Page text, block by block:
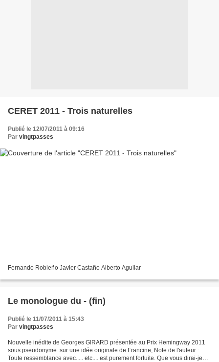
CERET 2011 - Trois naturelles
Publié le 12/07/2011 à 09:16
Par vingtpasses
Fernando Robleño Javier Castaño Alberto Aguilar
Le monologue du - (fin)
Publié le 11/07/2011 à 15:43
Par vingtpasses
Nouvelle inédite de Georges GIRARD présentée au Prix Hemingway 2011
sous pseudonyme. sur une idée originale de Francine, Note de l'auteur :
Toute ressemblance avec..... etc.... est purement fortuite. Que vous dirai-je